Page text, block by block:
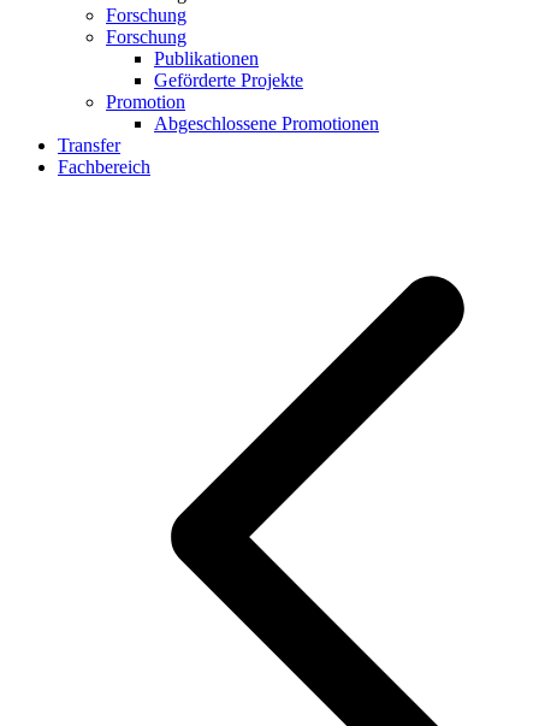
Forschung
Forschung
Publikationen
Geförderte Projekte
Promotion
Abgeschlossene Promotionen
Transfer
Fachbereich